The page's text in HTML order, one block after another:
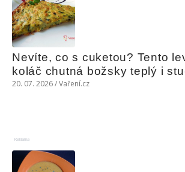
Nevíte, co s cuketou? Tento
koláč chutná božsky teplý i
20. 07. 2026 / Vaření.cz
Reklama